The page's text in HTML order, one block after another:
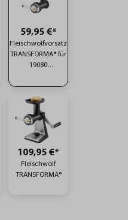
59,95 €*
Fleischwolfvorsatz
TRANSFORMA® für
19080
TRANSFORMA®
109,95 €*
Fleischwolf
TRANSFORMA®